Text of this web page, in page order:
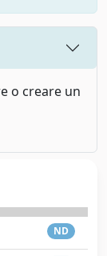
o creare un
ND